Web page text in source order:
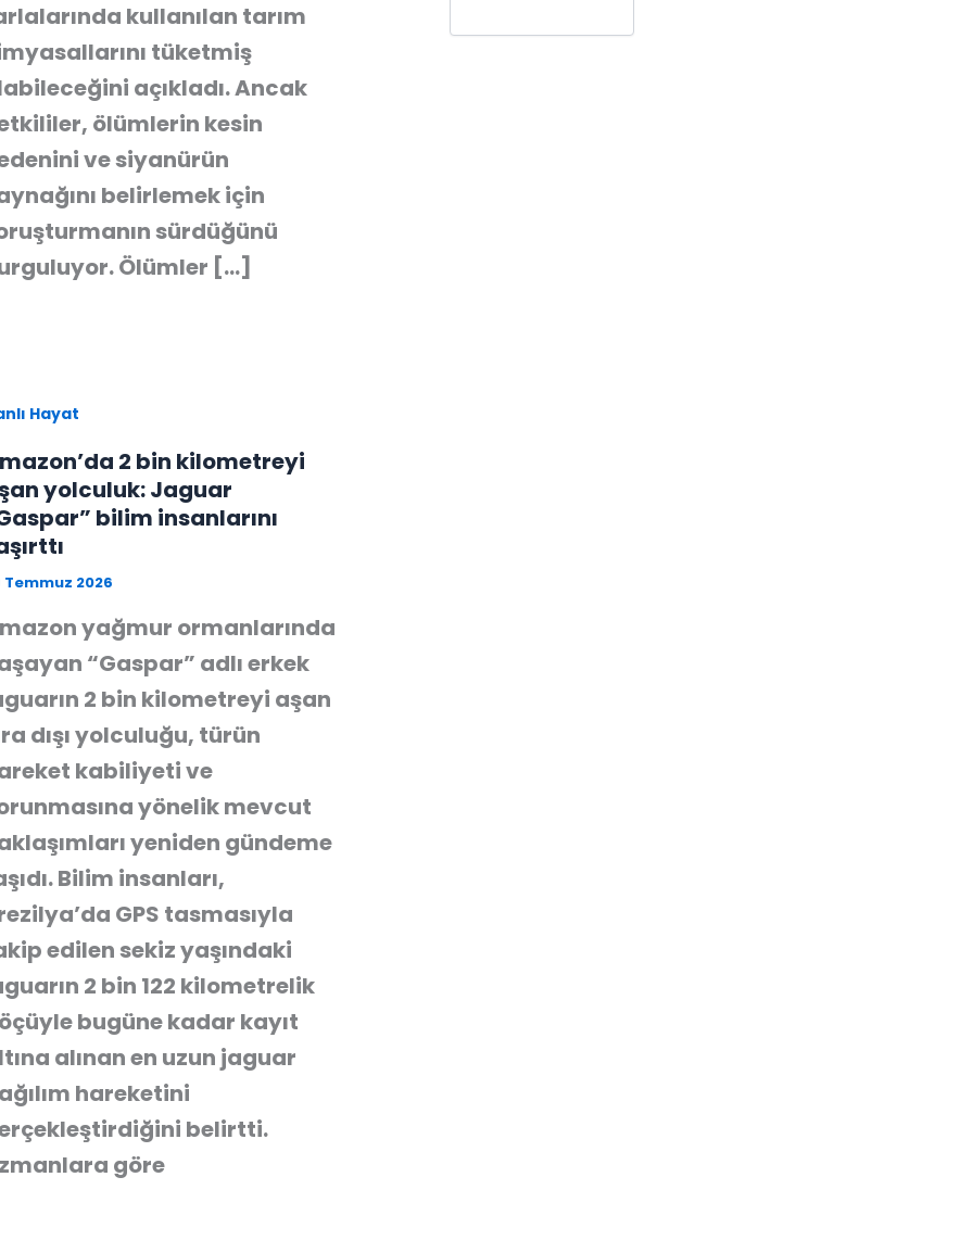
kullanılan tarım
tüketmiş
açıkladı. Ancak
ölümlerin kesin
ve siyanürün
belirlemek için
sürdüğünü
Ölümler […]
Hayat
2 bin kilometreyi
yolculuk: Jaguar
bilim insanlarını
Temmuz 2026
yağmur ormanlarında
“Gaspar” adlı erkek
2 bin kilometreyi aşan
dışı yolculuğu, türün
kabiliyeti ve
yönelik mevcut
yeniden gündeme
Bilim insanları,
GPS tasmasıyla
edilen sekiz yaşındaki
2 bin 122 kilometrelik
bugüne kadar kayıt
alınan en uzun jaguar
hareketini
belirtti.
göre